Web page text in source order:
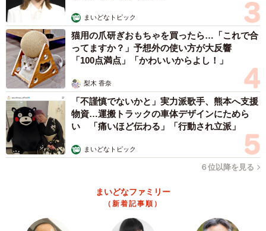
まいどなトピック
猫用の爪研ぎおもちゃを買ったら…「これで合
ってますか？」予想外の使い方が大反響
「100点満点」「かわいいからよし！」
梨木 香奈
「不謹慎でないかと」実力派歌手、熊本へ支援
物資…運搬トラックの車体デザインにためら
い 「痛いほど伝わる」「行動され立派」
まいどなトピック
６位以降を見る
まいどなファミリー
（新着記事順）